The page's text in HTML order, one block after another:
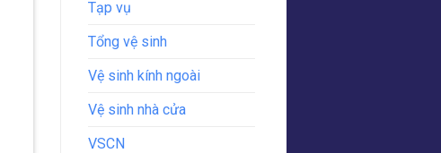
Tạp vụ
Tổng vệ sinh
Vệ sinh kính ngoài
Vệ sinh nhà cửa
VSCN